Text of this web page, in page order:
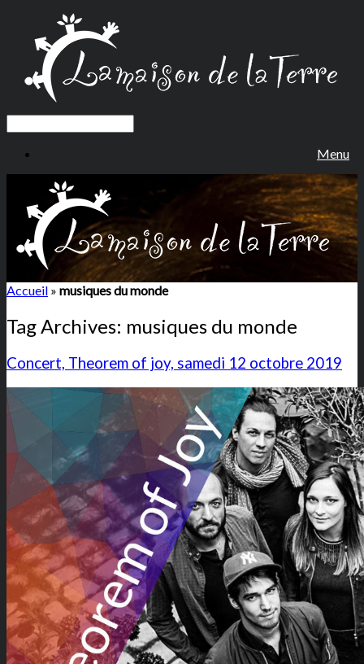
Menu
Accueil » musiques du monde
Tag Archives: musiques du monde
Concert, Theorem of joy, samedi 12 octobre 2019